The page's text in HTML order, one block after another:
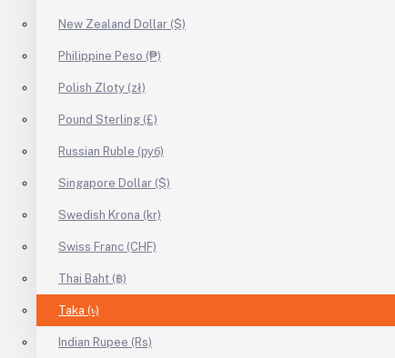
New Zealand Dollar ($)
Philippine Peso (₱)
Polish Zloty (zł)
Pound Sterling (£)
Russian Ruble (руб)
Singapore Dollar ($)
Swedish Krona (kr)
Swiss Franc (CHF)
Thai Baht (฿)
Taka (৳)
Indian Rupee (Rs)